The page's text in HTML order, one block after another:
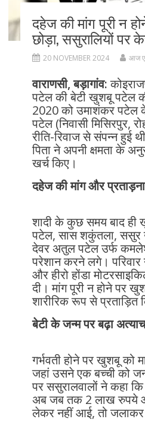
दहेज की मांग पूरी न
छोड़ा, ससुरालियों पर
20 NOVEMBER 2024 आज
वाराणसी, बड़ागांव:
पटेल की बेटी खुशबू पटेल
2020 को उमाशंकर पटेल
पटेल (निवासी मिसिरपुर,
रीति-रिवाज से संपन्न हुई
पिता ने अपनी क्षमता के
खर्च किए।
दहेज की मांग और प्रताड़ना
शादी के कुछ समय बाद
पटेल, सास शकुंतला,
देवर अतुल पटेल उर्फ
परेशान करने लगे।
और हीरो होंडा
दी। मांग पूरी न होने पर
शारीरिक रूप से प्रताड़ित
बेटी के जन्म पर बढ़ा
गर्भवती होने पर खुशबू को
जहां उसने एक बच्ची को
पर ससुरालवालों ने कहा
अब जब तक 2 लाख रुपये
लेकर नहीं आई, तो जलाकर